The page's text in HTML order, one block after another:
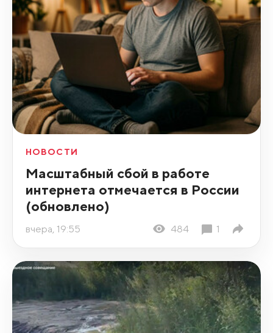
НОВОСТИ
Масштабный сбой в работе
интернета отмечается в России
(обновлено)
вчера, 19:55 484 1